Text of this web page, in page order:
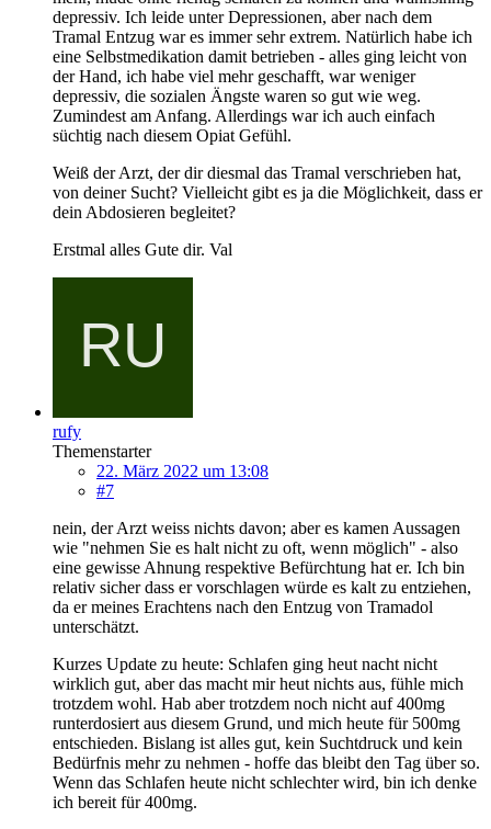
depressiv. Ich leide unter Depressionen, aber nach dem
Tramal Entzug war es immer sehr extrem. Natürlich habe ich
eine Selbstmedikation damit betrieben - alles ging leicht von
der Hand, ich habe viel mehr geschafft, war weniger
depressiv, die sozialen Ängste waren so gut wie weg.
Zumindest am Anfang. Allerdings war ich auch einfach
süchtig nach diesem Opiat Gefühl.
Weiß der Arzt, der dir diesmal das Tramal verschrieben hat,
von deiner Sucht? Vielleicht gibt es ja die Möglichkeit, dass er
dein Abdosieren begleitet?
Erstmal alles Gute dir. Val
rufy
Themenstarter
22. März 2022 um 13:08
#7
nein, der Arzt weiss nichts davon; aber es kamen Aussagen
wie "nehmen Sie es halt nicht zu oft, wenn möglich" - also
eine gewisse Ahnung respektive Befürchtung hat er. Ich bin
relativ sicher dass er vorschlagen würde es kalt zu entziehen,
da er meines Erachtens nach den Entzug von Tramadol
unterschätzt.
Kurzes Update zu heute: Schlafen ging heut nacht nicht
wirklich gut, aber das macht mir heut nichts aus, fühle mich
trotzdem wohl. Hab aber trotzdem noch nicht auf 400mg
runterdosiert aus diesem Grund, und mich heute für 500mg
entschieden. Bislang ist alles gut, kein Suchtdruck und kein
Bedürfnis mehr zu nehmen - hoffe das bleibt den Tag über so.
Wenn das Schlafen heute nicht schlechter wird, bin ich denke
ich bereit für 400mg.